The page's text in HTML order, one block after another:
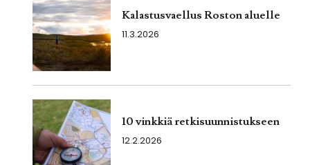
Kalastusvaellus Roston aluelle
11.3.2026
10 vinkkiä retkisuunnistukseen
12.2.2026